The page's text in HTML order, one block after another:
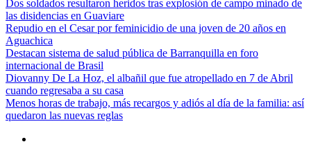
Dos soldados resultaron heridos tras explosión de campo minado de
las disidencias en Guaviare
Repudio en el Cesar por feminicidio de una joven de 20 años en
Aguachica
Destacan sistema de salud pública de Barranquilla en foro
internacional de Brasil
Diovanny De La Hoz, el albañil que fue atropellado en 7 de Abril
cuando regresaba a su casa
Menos horas de trabajo, más recargos y adiós al día de la familia: así
quedaron las nuevas reglas